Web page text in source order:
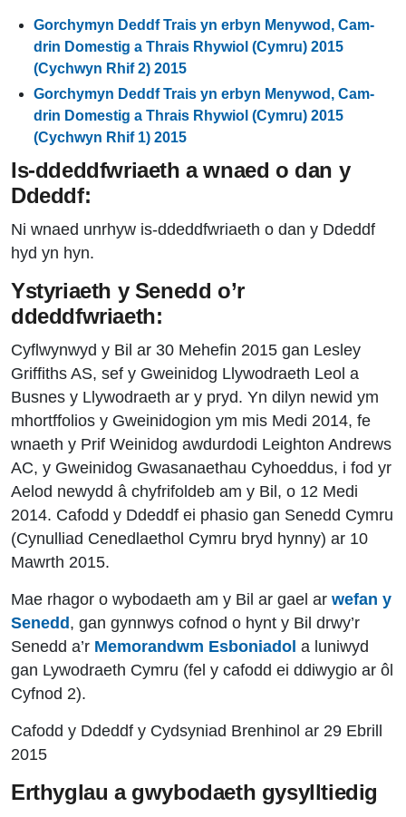
Gorchymyn Deddf Trais yn erbyn Menywod, Cam-
drin Domestig a Thrais Rhywiol (Cymru) 2015
(Cychwyn Rhif 2) 2015
Gorchymyn Deddf Trais yn erbyn Menywod, Cam-
drin Domestig a Thrais Rhywiol (Cymru) 2015
(Cychwyn Rhif 1) 2015
Is-ddeddfwriaeth a wnaed o dan y
Ddeddf:
Ni wnaed unrhyw is-ddeddfwriaeth o dan y Ddeddf
hyd yn hyn.
Ystyriaeth y Senedd o’r
ddeddfwriaeth:
Cyflwynwyd y Bil ar 30 Mehefin 2015 gan Lesley
Griffiths AS, sef y Gweinidog Llywodraeth Leol a
Busnes y Llywodraeth ar y pryd. Yn dilyn newid ym
mhortffolios y Gweinidogion ym mis Medi 2014, fe
wnaeth y Prif Weinidog awdurdodi Leighton Andrews
AC, y Gweinidog Gwasanaethau Cyhoeddus, i fod yr
Aelod newydd â chyfrifoldeb am y Bil, o 12 Medi
2014. Cafodd y Ddeddf ei phasio gan Senedd Cymru
(Cynulliad Cenedlaethol Cymru bryd hynny) ar 10
Mawrth 2015.
Mae rhagor o wybodaeth am y Bil ar gael ar wefan y
Senedd, gan gynnwys cofnod o hynt y Bil drwy’r
Senedd a’r Memorandwm Esboniadol a luniwyd
gan Lywodraeth Cymru (fel y cafodd ei ddiwygio ar ôl
Cyfnod 2).
Cafodd y Ddeddf y Cydsyniad Brenhinol ar 29 Ebrill
2015
Erthyglau a gwybodaeth gysylltiedig